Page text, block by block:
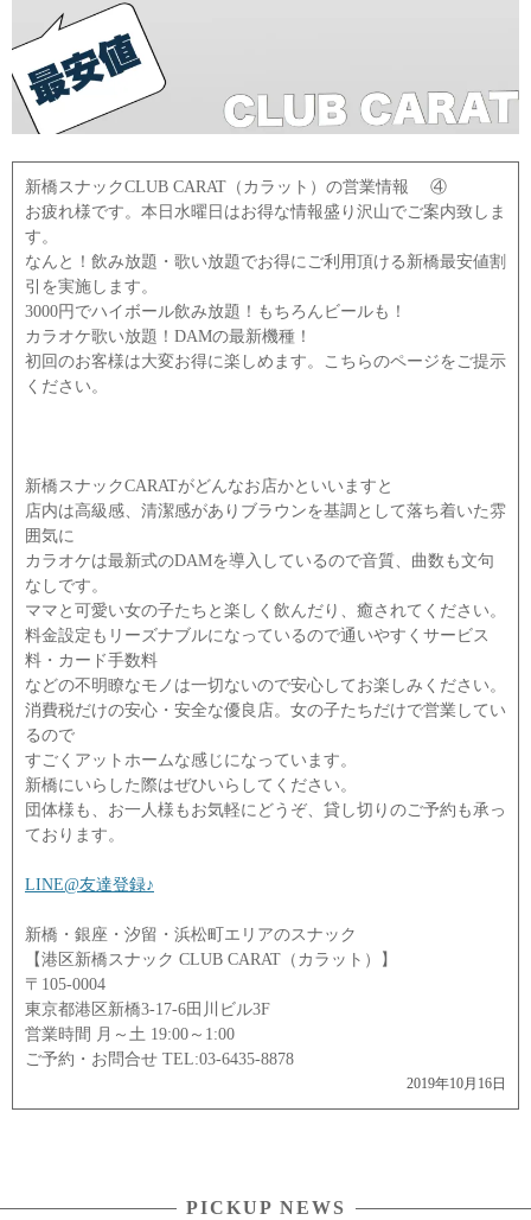
新橋スナックCLUB CARAT（カラット）の営業情報 ④
お疲れ様です。本日水曜日はお得な情報盛り沢山でご案内致しま
す。
なんと！飲み放題・歌い放題でお得にご利用頂ける新橋最安値割
引を実施します。
3000円でハイボール飲み放題！もちろんビールも！
カラオケ歌い放題！DAMの最新機種！
初回のお客様は大変お得に楽しめます。こちらのページをご提示
ください。
新橋スナックCARATがどんなお店かといいますと
店内は高級感、清潔感がありブラウンを基調として落ち着いた雰
囲気に
カラオケは最新式のDAMを導入しているので音質、曲数も文句
なしです。
ママと可愛い女の子たちと楽しく飲んだり、癒されてください。
料金設定もリーズナブルになっているので通いやすくサービス
料・カード手数料
などの不明瞭なモノは一切ないので安心してお楽しみください。
消費税だけの安心・安全な優良店。女の子たちだけで営業してい
るので
すごくアットホームな感じになっています。
新橋にいらした際はぜひいらしてください。
団体様も、お一人様もお気軽にどうぞ、貸し切りのご予約も承っ
ております。
LINE@友達登録♪
新橋・銀座・汐留・浜松町エリアのスナック
【港区新橋スナック CLUB CARAT（カラット）】
〒105-0004
東京都港区新橋3-17-6田川ビル3F
営業時間 月～土 19:00～1:00
ご予約・お問合せ TEL:03-6435-8878
2019年10月16日
PICKUP NEWS